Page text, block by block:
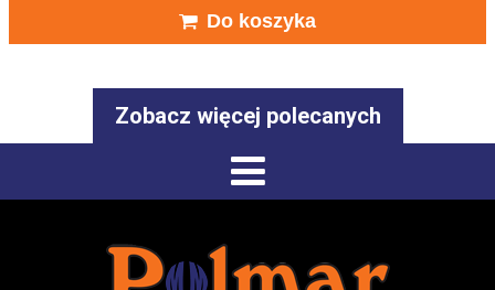
Do koszyka
Zobacz więcej polecanych